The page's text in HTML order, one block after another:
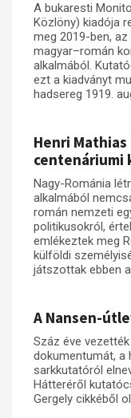
A bukaresti
Közlöny) kiadója
meg 2019-ben,
magyar–román
alkalmából.
ezt a kiadványt
hadsereg 1919.
Henri
centenáriumi
Nagy-Románia
alkalmából
román nemzeti
politikusokról,
emlékeztek meg
külföldi
játszottak ebben
A Nansen-
Száz éve vezették
dokumentumát, a
sarkkutatóról
Hátteréről
Gergely cikkéből